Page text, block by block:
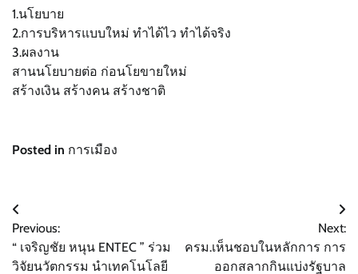
1.นโยบาย
2.การบริหารแบบใหม่ ทำได้ไว ทำได้จริง
3.ผลงาน
สานนโยบายต่อ ก่อนโยขายใหม่
สร้างเงิน สร้างคน สร้างชาติ
Posted in การเมือง
แนะแนว
เรื่อง
Previous:
“ เจริญชัย หนุน ENTEC ” ร่วม
วิจัยนวัตกรรม นำเทคโนโลยี
Next:
ครม.เห็นชอบในหลักการ การ
ออกสลากกินแบ่งรัฐบาล